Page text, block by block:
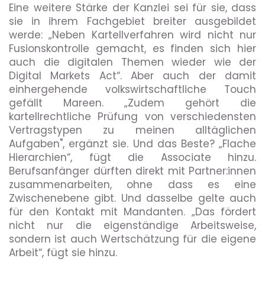
Eine weitere Stärke der Kanzlei sei für sie, dass
sie in ihrem Fachgebiet breiter ausgebildet
werde: „Neben Kartellverfahren wird nicht nur
Fusionskontrolle gemacht, es finden sich hier
auch die digitalen Themen wieder wie der
Digital Markets Act“. Aber auch der damit
einhergehende volkswirtschaftliche Touch
gefällt Mareen. „Zudem gehört die
kartellrechtliche Prüfung von verschiedensten
Vertragstypen zu meinen alltäglichen
Aufgaben", ergänzt sie. Und das Beste? „Flache
Hierarchien“, fügt die Associate hinzu.
Berufsanfänger dürften direkt mit Partner:innen
zusammenarbeiten, ohne dass es eine
Zwischenebene gibt. Und dasselbe gelte auch
für den Kontakt mit Mandanten. „Das fördert
nicht nur die eigenständige Arbeitsweise,
sondern ist auch Wertschätzung für die eigene
Arbeit“, fügt sie hinzu.